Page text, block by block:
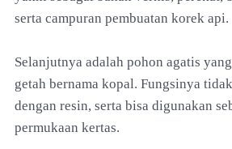
serta campuran pembuatan korek api.
Selanjutnya adalah pohon agatis
getah bernama kopal. Fungsinya
dengan resin, serta bisa digunakan
permukaan kertas.